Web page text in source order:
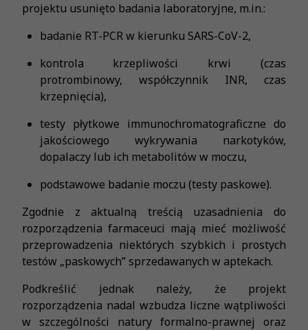
projektu usunięto badania laboratoryjne, m.in.:
badanie RT-PCR w kierunku SARS-CoV-2,
kontrola krzepliwości krwi (czas
protrombinowy, współczynnik INR, czas
krzepnięcia),
testy płytkowe immunochromatograficzne do
jakościowego wykrywania narkotyków,
dopalaczy lub ich metabolitów w moczu,
podstawowe badanie moczu (testy paskowe).
Zgodnie z aktualną treścią uzasadnienia do
rozporządzenia farmaceuci mają mieć możliwość
przeprowadzenia niektórych szybkich i prostych
testów „paskowych” sprzedawanych w aptekach.
Podkreślić jednak należy, że projekt
rozporządzenia nadal wzbudza liczne wątpliwości
w szczególności natury formalno-prawnej oraz